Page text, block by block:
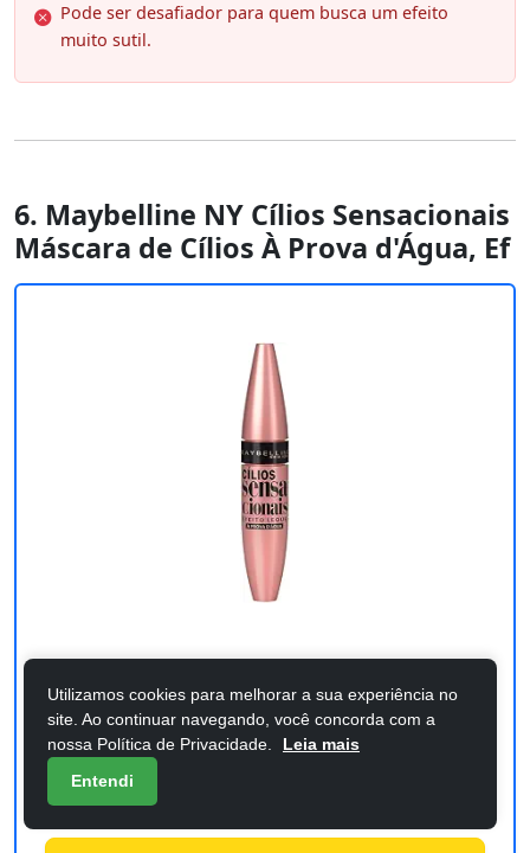
Pode ser desafiador para quem busca um efeito
muito sutil.
6. Maybelline NY Cílios Sensacionais
Máscara de Cílios À Prova d'Água, Ef
Maybelline NY Cílios Sensacionais
Máscara de Cílios À Prova d'Água, Ef
Confira os detalhes completos e o preço atual
diretamente na Amazon.
Utilizamos cookies para melhorar a sua experiência no
site. Ao continuar navegando, você concorda com a
nossa Política de Privacidade.
Leia mais
Entendi